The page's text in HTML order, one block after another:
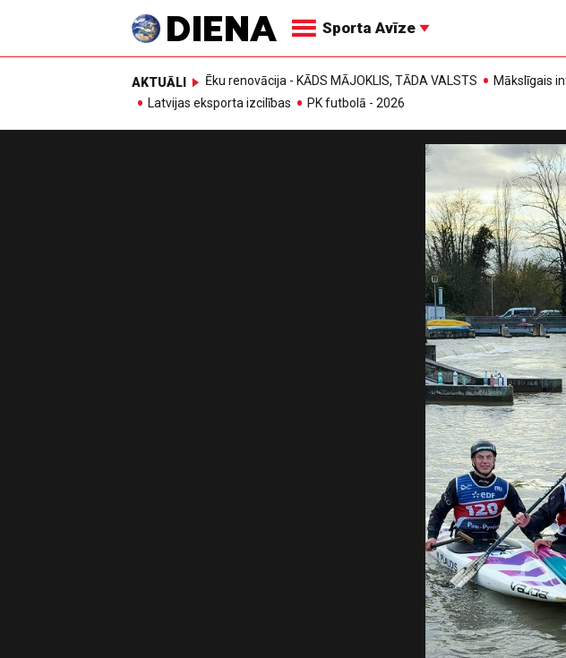
Sporta Avīze
AKTUĀLI Ēku renovācija - KĀDS MĀJOKLIS, TĀDA VALSTS
Mākslīgais
Latvijas eksporta izcilības
PK futbolā - 2026